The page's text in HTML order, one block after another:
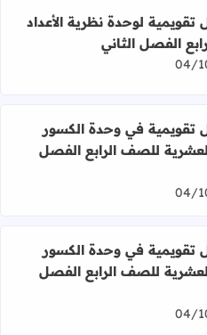
تقويمية لوحدة نظرية الأعداد للصف
لوحدة نظرية الأعداد
الفصل الثاني
04/
تقويمية في وحدة الكسور
تقويمية في وحدة الكسور
العشرية للصف الرابع الفصل
04/
تقويمية في وحدة الكسور
تقويمية في وحدة الكسور
العشرية للصف الرابع الفصل
04/